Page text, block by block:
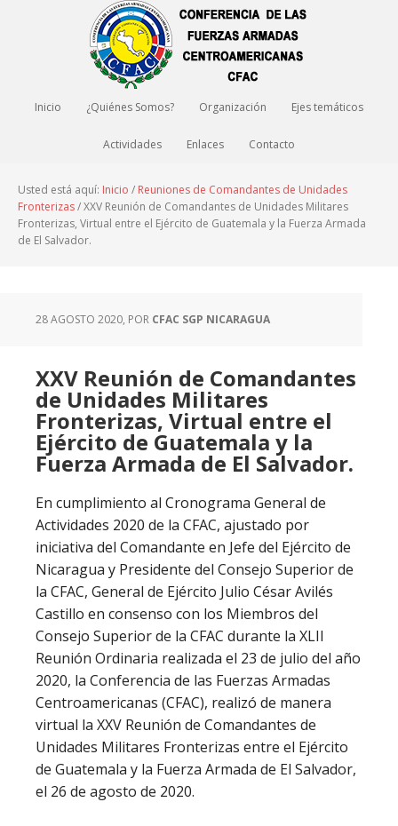
Inicio ¿Quiénes Somos? Organización Ejes temáticos
Actividades Enlaces Contacto
Usted está aquí: Inicio / Reuniones de Comandantes de Unidades
Fronterizas/XXV Reunión de Comandantes de Unidades Militares
Fronterizas, Virtual entre el Ejército de Guatemala y la Fuerza Armada
de El Salvador.
28 AGOSTO 2020, POR CFAC SGP NICARAGUA
XXV Reunión de Comandantes
de Unidades Militares
Fronterizas, Virtual entre el
Ejército de Guatemala y la
Fuerza Armada de El Salvador.
En cumplimiento al Cronograma General de
Actividades 2020 de la CFAC, ajustado por
iniciativa del Comandante en Jefe del Ejército de
Nicaragua y Presidente del Consejo Superior de
la CFAC, General de Ejército Julio César Avilés
Castillo en consenso con los Miembros del
Consejo Superior de la CFAC durante la XLII
Reunión Ordinaria realizada el 23 de julio del año
2020, la Conferencia de las Fuerzas Armadas
Centroamericanas (CFAC), realizó de manera
virtual la XXV Reunión de Comandantes de
Unidades Militares Fronterizas entre el Ejército
de Guatemala y la Fuerza Armada de El Salvador,
el 26 de agosto de 2020.